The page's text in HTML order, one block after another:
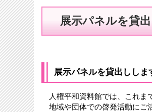
展示パネルを貸
展示パネルを貸出ししま
人権平和資料館では、これま
地域や団体での啓発活動にご